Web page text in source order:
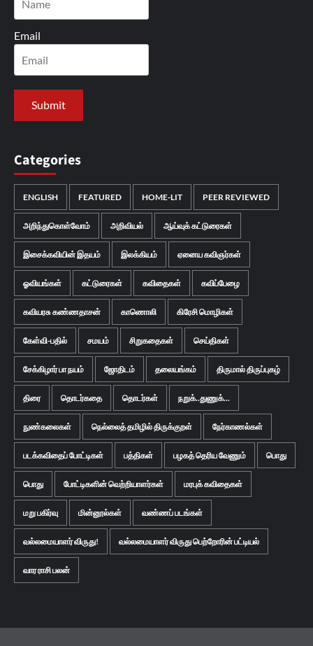
Email
Categories
ENGLISH FEATURED HOME-LIT PEER REVIEWED
அறிந்துகொள்வோம் அறிவியல் ஆய்வுக் கட்டுரைகள்
இசைக்கவியின் இதயம் இலக்கியம் ஏனைய கவிஞர்கள்
ஓவியங்கள் கட்டுரைகள் கவிதைகள் கவிப்பேழை
கவியரசு கண்ணதாசன் காணொலி கிரேசி மொழிகள்
கேள்வி-பதில் சமயம் சிறுகதைகள் செய்திகள்
சேக்கிழார் பா நயம் ஜோதிடம் தலையங்கம் திருமால் திருப்புகழ்
திரை தொடர்கதை தொடர்கள் நறுக்..துணுக்...
நுண்கலைகள் நெல்லைத் தமிழில் திருக்குறள் நேர்காணல்கள்
படக்கவிதைப் போட்டிகள் பத்திகள் பழகத் தெரிய வேணும் பொது
பொது போட்டிகளின் வெற்றியாளர்கள் மரபுக் கவிதைகள்
மறு பகிர்வு மின்னூல்கள் வண்ணப் படங்கள்
வல்லமையாளர் விருது! வல்லமையாளர் விருது பெற்றோரின் பட்டியல்
வார ராசி பலன்